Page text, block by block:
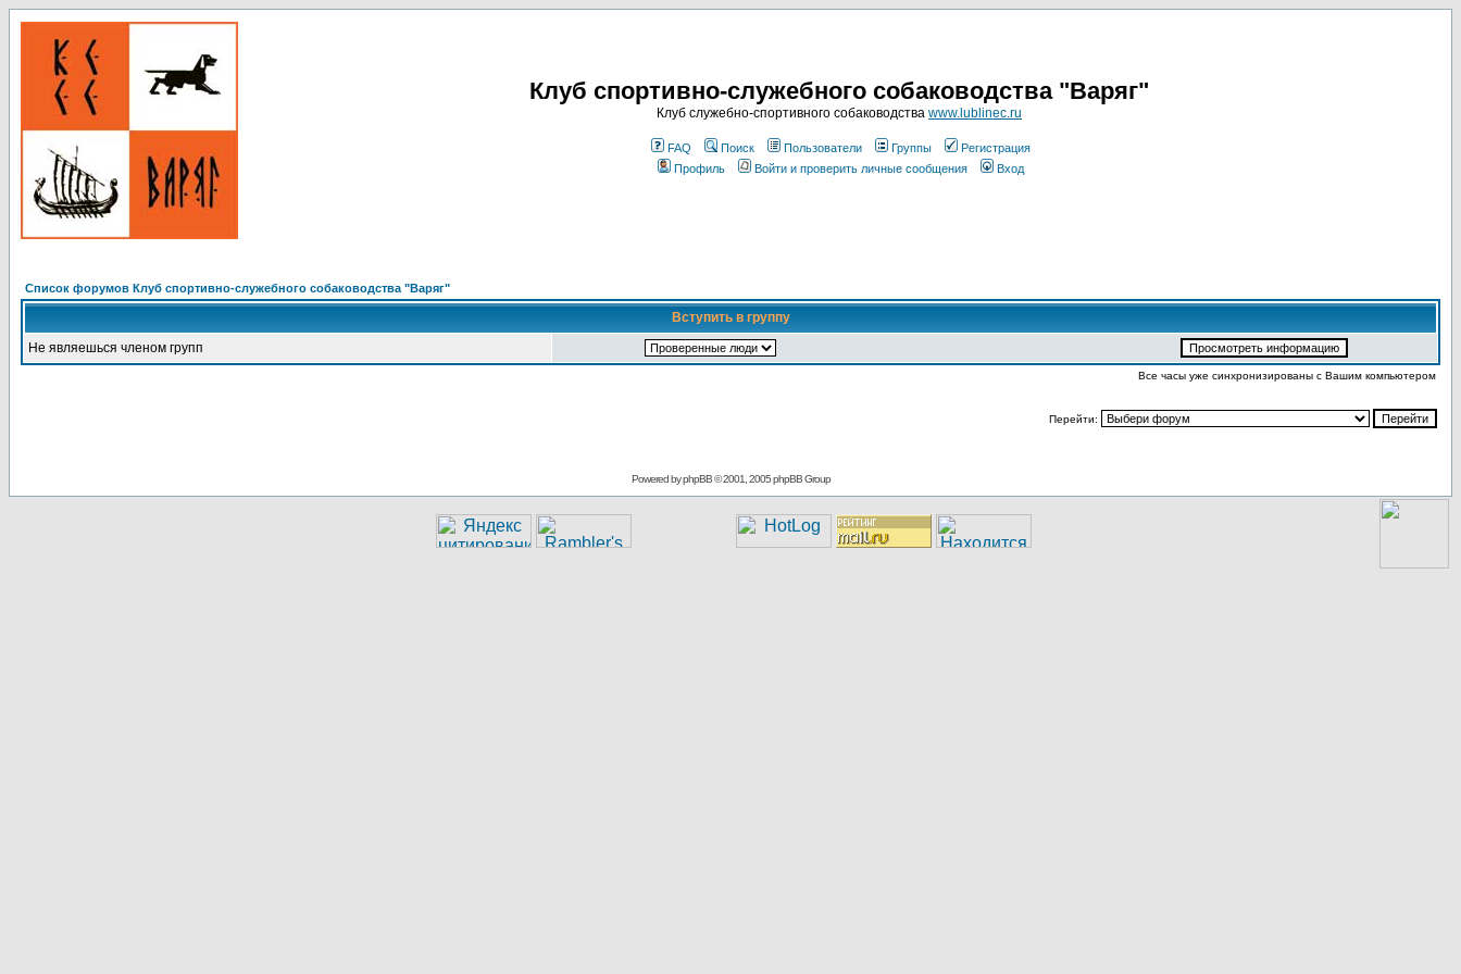
Клуб спортивно-служебного собаководства "Варяг"
Клуб служебно-спортивного собаководства www.lublinec.ru
FAQ Поиск Пользователи Группы
Регистрация
Профиль
Войти и проверить личные сообщения Вход
Список форумов Клуб спортивно-служебного собаководства "Варяг"
Вступить в группу
Не являешься членом групп
Все часы уже синхронизированы с Вашим компьютером
Перейти:
Powered byphpBB© 2001, 2005 phpBB Group